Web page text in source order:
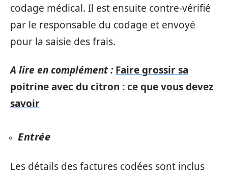
codage médical. Il est ensuite contre-vérifié
par le responsable du codage et envoyé
pour la saisie des frais.
A lire en complément : Faire grossir sa
poitrine avec du citron : ce que vous devez
savoir
Entrée
Les détails des factures codées sont inclus